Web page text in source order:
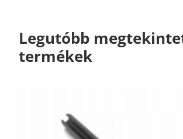
Legutóbb
termékek